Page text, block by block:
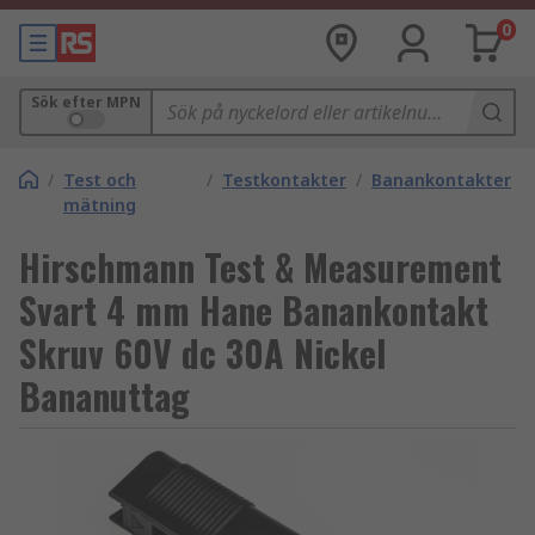
0
Sök efter MPN
/ Test och
mätning
/ Testkontakter / Banankontakter
Hirschmann Test & Measurement
Svart 4 mm Hane Banankontakt
Skruv 60V dc 30A Nickel
Bananuttag